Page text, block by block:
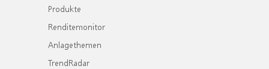
Produkte
Renditemonitor
Anlagethemen
TrendRadar